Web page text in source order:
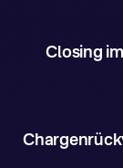
Closing